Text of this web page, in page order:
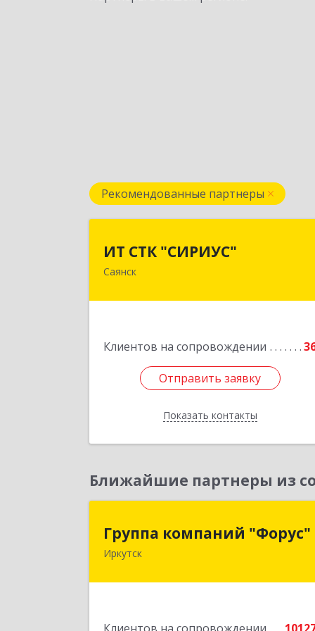
Рекомендованные партнеры
ИТ СТК "СИРИУС"
Саянск
Клиентов на сопровождении
Отправить заявку
Показать контакты
Отправить заявку
Назад
Ближайшие партнеры из
Группа компаний "Форус"
Иркутск
Группа компаний "Форус"
664007, Иркутская обл, Иркутск г,